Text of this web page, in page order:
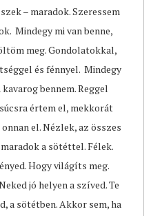
– maradok. Szeressem
Mindegy mi van benne,
meg. Gondolatokkal,
és fénnyel. Mindegy
bennem. Reggel
értem el, mekkorát
el. Nézlek, az összes
a sötéttel. Félek.
Hogy világíts meg.
jó helyen a szíved. Te
a sötétben. Akkor sem, ha